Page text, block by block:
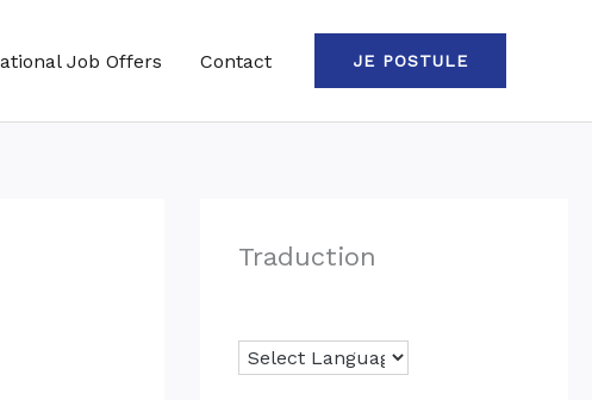
Job Offers Contact JE POSTULE
Traduction